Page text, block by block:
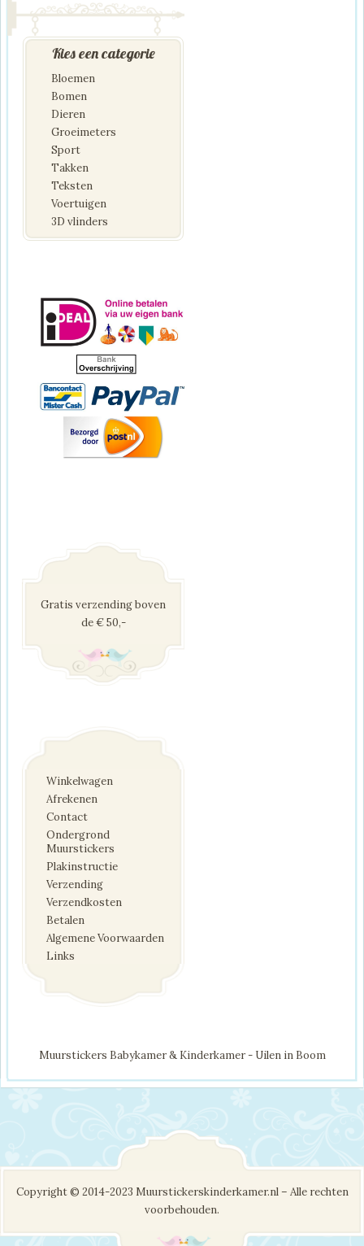
Kies een categorie
Bloemen
Bomen
Dieren
Groeimeters
Sport
Takken
Teksten
Voertuigen
3D vlinders
Gratis verzending boven
de € 50,-
Winkelwagen
Afrekenen
Contact
Ondergrond
Muurstickers
Plakinstructie
Verzending
Verzendkosten
Betalen
Algemene Voorwaarden
Links
Muurstickers Babykamer & Kinderkamer - Uilen in Boom
Copyright © 2014-2023 Muurstickerskinderkamer.nl – Alle rechten
voorbehouden.